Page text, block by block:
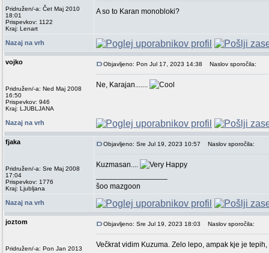
Pridružen/-a: Čet Maj 2010
18:01
Prispevkov: 1122
Kraj: Lenart
A so to Karan monobloki?
Nazaj na vrh
vojko
Pridružen/-a: Ned Maj 2008
16:50
Prispevkov: 946
Kraj: LJUBLJANA
Objavljeno: Pon Jul 17, 2023 14:38 Naslov sporočila:
Ne, Karajan.......
Nazaj na vrh
fjaka
Pridružen/-a: Sre Maj 2008
17:04
Prispevkov: 1776
Kraj: Ljubljana
Objavljeno: Sre Jul 19, 2023 10:57 Naslov sporočila:
Kuzmasan....
šoo mazgoon
Nazaj na vrh
joztom
Pridružen/-a: Pon Jan 2013
Objavljeno: Sre Jul 19, 2023 18:03 Naslov sporočila:
Večkrat vidim Kuzuma. Zelo lepo, ampak kje je